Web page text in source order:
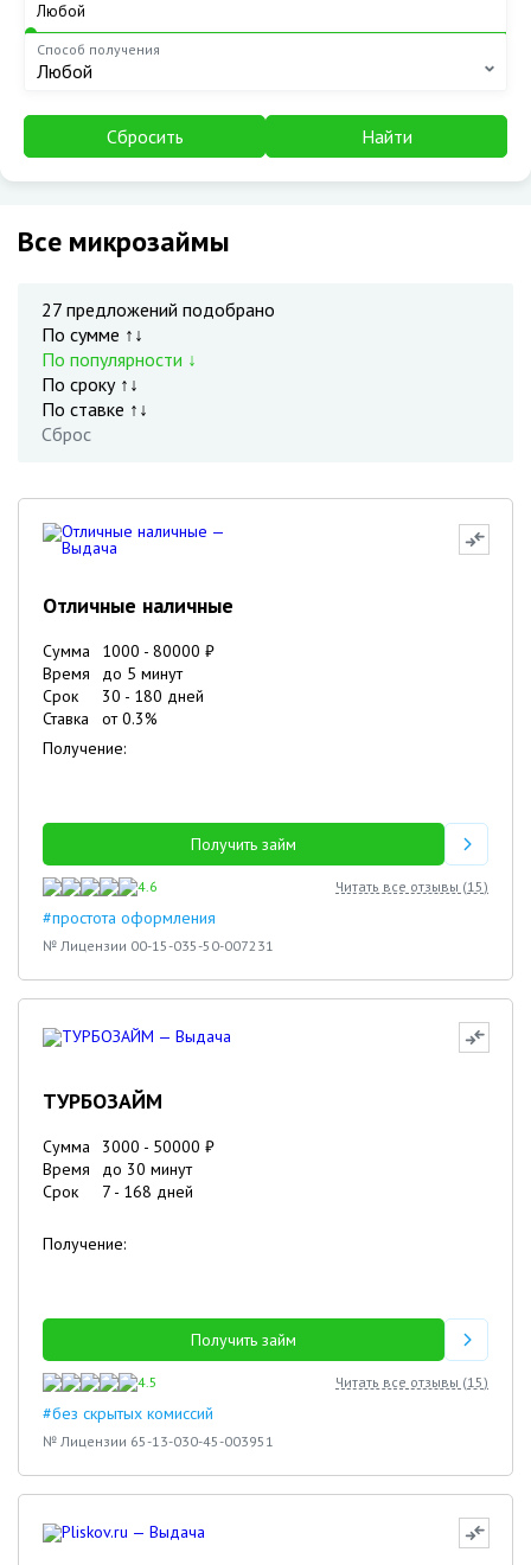
Способ получения
Любой
Сбросить Найти
Все микрозаймы
27 предложений подобрано
По сумме ↑↓
По популярности ↓
По сроку ↑↓
По ставке ↑↓
Сброс
Отличные наличные
Сумма 1000 - 80000 ₽
Время
до 5 минут
Срок
30 - 180 дней
Ставка
от0.3%
Получение:
Получить займ
4.6 Читать все отзывы (15)
#простота оформления
№ Лицензии 00-15-035-50-007231
ТУРБОЗАЙМ
Сумма 3000 - 50000 ₽
Время
до 30 минут
Срок
7 - 168 дней
Получение:
Получить займ
4.5 Читать все отзывы (15)
#без скрытых комиссий
№ Лицензии 65-13-030-45-003951